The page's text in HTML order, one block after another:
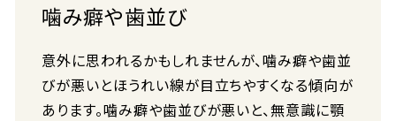
噛み癖や歯並び
意外に思われるかもしれませんが、噛み癖や歯並
びが悪いとほうれい線が目立ちやすくなる傾向が
あります。噛み癖や歯並びが悪いと、無意識に顎